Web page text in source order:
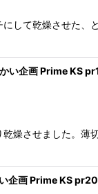
て乾燥させた、
い企画 Prime KS
燥させました。
企画 Prime KS